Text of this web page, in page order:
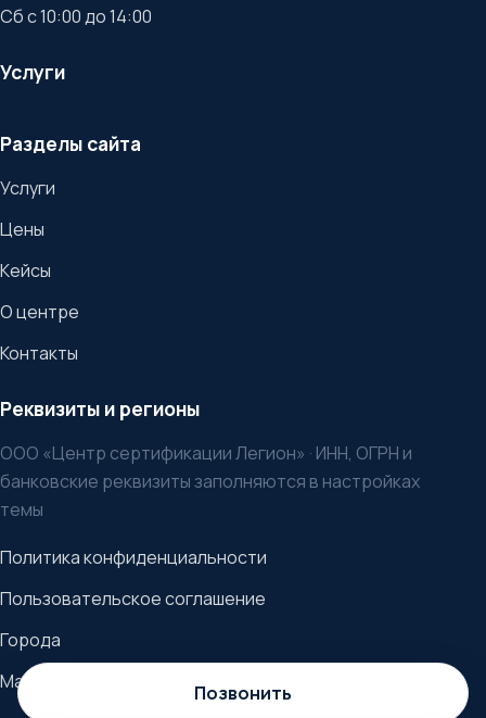
Сб с 10:00 до 14:00
Услуги
Разделы сайта
Услуги
Цены
Кейсы
О центре
Контакты
Реквизиты и регионы
ООО «Центр сертификации Легион» · ИНН, ОГРН и
банковские реквизиты заполняются в настройках
темы
Политика конфиденциальности
Пользовательское соглашение
Города
Материалы
Позвонить